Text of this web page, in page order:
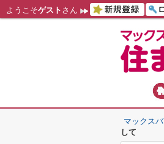
ようこそゲスト さん
マックス
して